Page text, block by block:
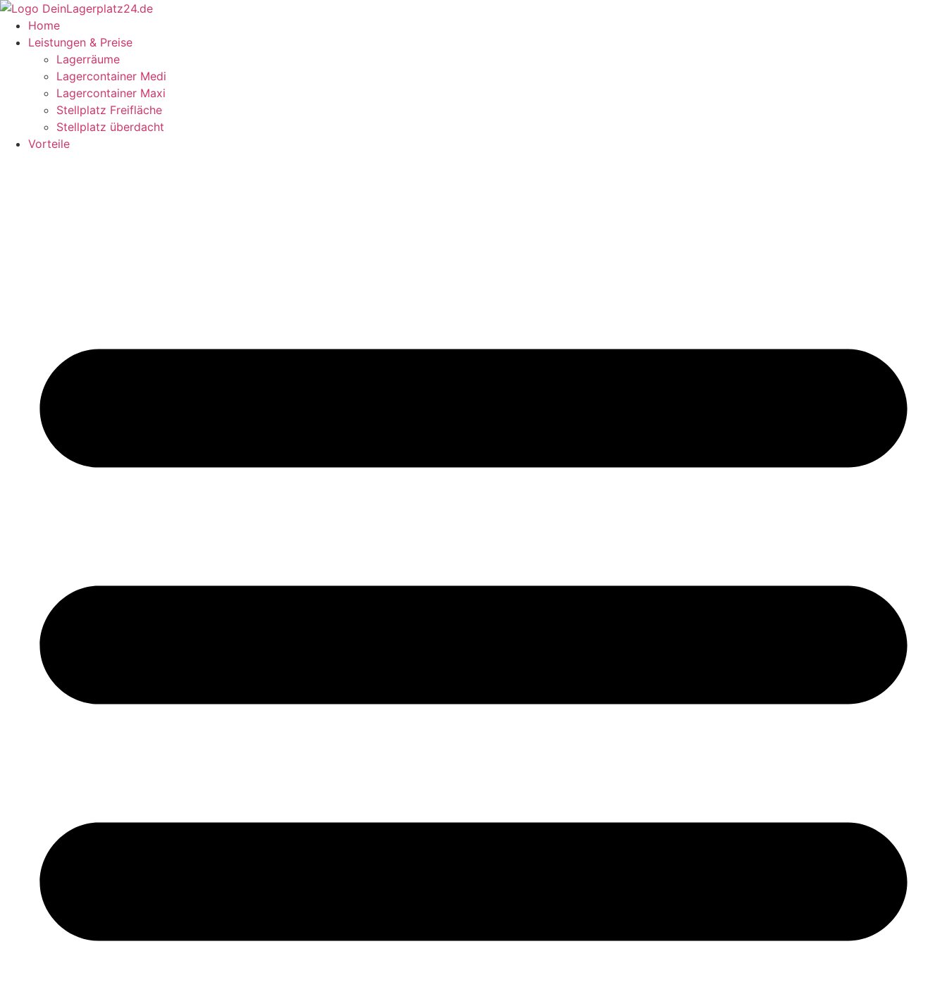
Zum
Inhalt
wechseln
Home
Leistungen & Preise
Lagerräume
Lagercontainer Medi
Lagercontainer Maxi
Stellplatz Freifläche
Stellplatz überdacht
Vorteile